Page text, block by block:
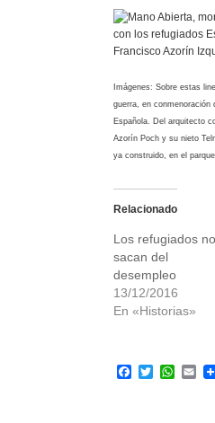
Imágenes: Sobre estas
guerra, en conmenoración
Española. Del arquitecto
Azorín Poch y su nieto
ya construido, en el
Relacionado
Los refugiados
sacan del
desempleo
13/12/2016
En «Historias»
Facebook
Twitter